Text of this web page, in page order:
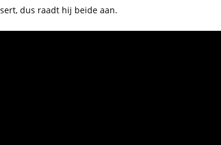
dus raadt hij beide aan.